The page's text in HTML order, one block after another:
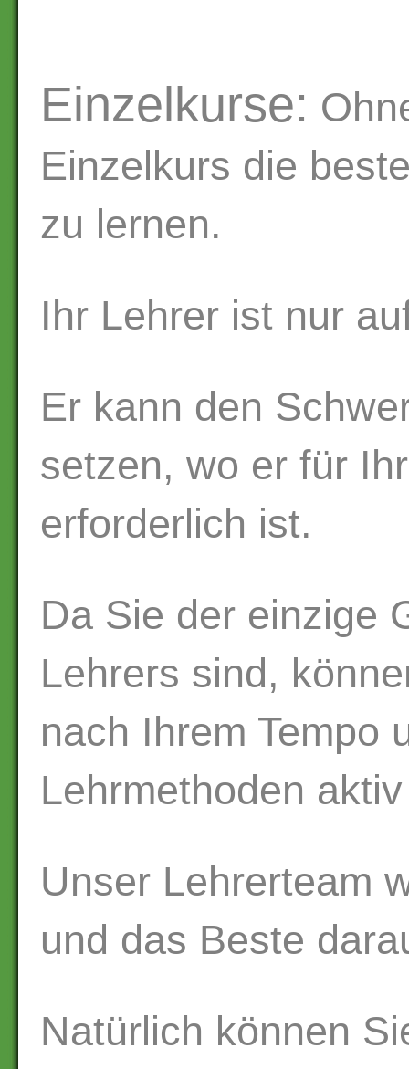
Einzelkurse:
Einzelkurs die
zu lernen.
Ihr Lehrer ist nur
Er kann den
setzen, wo er für
erforderlich ist.
Da Sie der einzige
Lehrers sind,
nach Ihrem Tempo
Lehrmethoden
Unser Lehrerteam
und das Beste
Natürlich können